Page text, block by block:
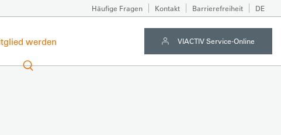
Häufige Fragen Kontakt Barrierefreiheit DE
werden VIACTIV Service-Online